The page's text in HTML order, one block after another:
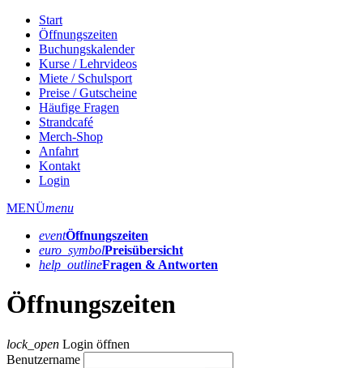
Start
Öffnungszeiten
Buchungskalender
Kurse / Lehrvideos
Miete / Schulsport
Preise / Gutscheine
Häufige Fragen
Strandcafé
Merch-Shop
Anfahrt
Kontakt
Login
MENÜmenu
eventÖffnungs­zeiten
euro_symbolPreis­übersicht
help_outlineFragen & Antworten
Öffnungszeiten
lock_open Login öffnen
Benutzername